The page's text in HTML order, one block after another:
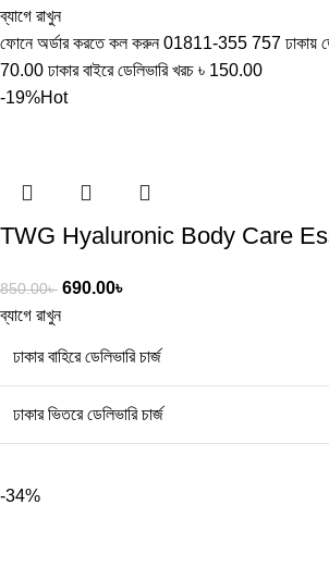
ব্যাগে রাখুন
ফোনে অর্ডার করতে কল করুন 01811-355 757 ঢাকায়
70.00 ঢাকার বাইরে ডেলিভারি খরচ ৳ 150.00
-19%Hot
TWG Hyaluronic Body Care
850.00৳ 690.00৳
ব্যাগে রাখুন
ঢাকার বাহিরে ডেলিভারি চার্জ
ঢাকার ভিতরে ডেলিভারি চার্জ
-34%